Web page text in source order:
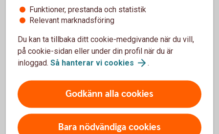
kallas Garantivärde. Garantin gäller även om kunden skulle
avlida innan ålderspensionen börjat utbetalas, under
Överskott
All avkastning som uppstår vid förvaltningen av spararnas
pengar, efter avdrag för kapitalförvaltningsavgift, tillförs
över tiden kollektivet av sparare inom SAF-LO i form av
total-avkastning. Avkastningen av tillgångarna fördelas på
försäkringarna genom en av Swedbank Försäkring vid var
Funktioner, prestanda och statistik
Relevant marknadsföring
Du kan ta tillbaka ditt cookie-medgivande när du vill,
på cookie-sidan eller under din profil när du är
inloggad. Så hanterar vi cookies .
Godkänn alla cookies
Bara nödvändiga cookies